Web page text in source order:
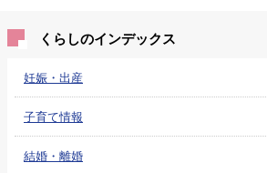
くらしのインデックス
妊娠・出産
子育て情報
結婚・離婚